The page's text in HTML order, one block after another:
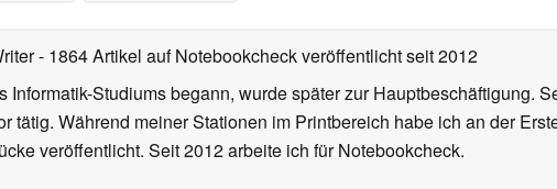
- 1864 Artikel auf Notebookcheck veröffentlichtseit 2012
Informatik-Studiums begann, wurde später zur Hauptbeschäftigung.
tätig. Während meiner Stationen im Printbereich habe ich an der
veröffentlicht. Seit 2012 arbeite ich für Notebookcheck.